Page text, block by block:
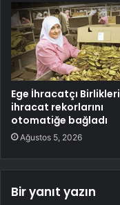
Ege İhracatçı Birlikleri
ihracat rekorlarını
otomatiğe bağladı
Ağustos 5, 2026
Bir yanıt yazın